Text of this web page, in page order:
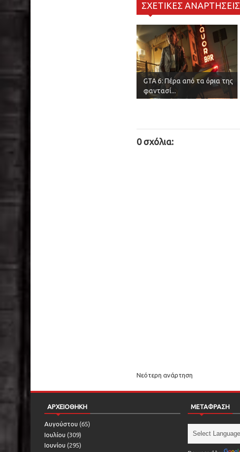
ΣΧΕΤΙΚΕΣ ΑΝΑΡΤΗΣΕΙΣ
GTA 6: Πέρα από τα όρια της
φαντασί...
0 σχόλια:
Νεότερη ανάρτηση
ΑΡΧΕΙΟΘΗΚΗ
Αυγούστου (65)
Ιουλίου (309)
Ιουνίου (295)
ΜΕΤΑΦΡΑΣΗ